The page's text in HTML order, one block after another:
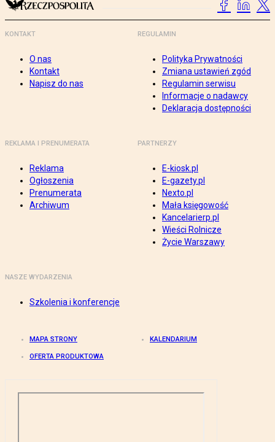
KONTAKT
O nas
Kontakt
Napisz do nas
REGULAMIN
Polityka Prywatności
Zmiana ustawień zgód
Regulamin serwisu
Informacje o nadawcy
Deklaracja dostępności
REKLAMA I PRENUMERATA
Reklama
Ogłoszenia
Prenumerata
Archiwum
PARTNERZY
E-kiosk.pl
E-gazety.pl
Nexto.pl
Mała księgowość
Kancelarierp.pl
Wieści Rolnicze
Życie Warszawy
NASZE WYDARZENIA
Szkolenia i konferencje
MAPA STRONY KALENDARIUM
OFERTA PRODUKTOWA